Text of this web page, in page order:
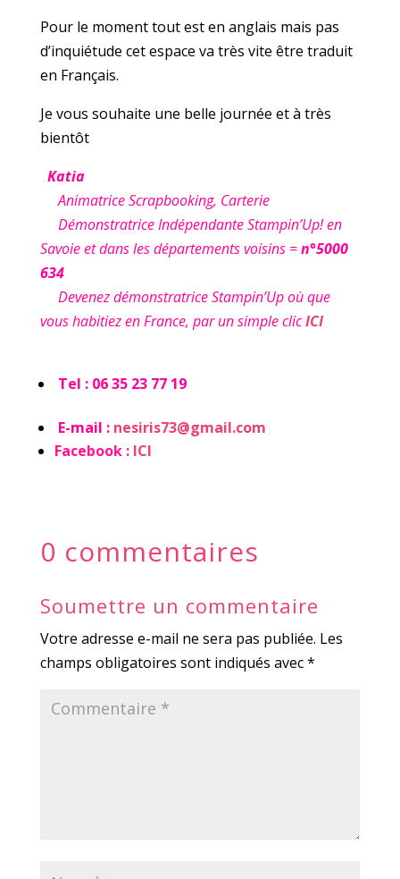
Pour le moment tout est en anglais mais pas
d’inquiétude cet espace va très vite être traduit
en Français.
Je vous souhaite une belle journée et à très
bientôt
Katia
Animatrice Scrapbooking, Carterie
Démonstratrice Indépendante Stampin’Up! en
Savoie et dans les départements voisins =n°5000
634
Devenez démonstratrice Stampin’Up où que
vous habitiez en France, par un simple clicICI
Tel : 06 35 23 77 19
E-mail : nesiris73@gmail.com
Facebook :ICI
0 commentaires
Soumettre un commentaire
Votre adresse e-mail ne sera pas publiée. Les
champs obligatoires sont indiqués avec*